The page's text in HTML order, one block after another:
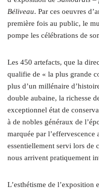
Béliveau. Par ces oeuvres
première fois au public, le
pompe les célébrations de
Les 450 artefacts, que la
qualifie de « la plus grande
plus d’un millénaire
double aubaine, la richesse
exceptionnel état de
à de nobles généraux de
marquée par
essentiellement servi lors de
nous arrivent pratiquement
L’esthétisme de l’exposition